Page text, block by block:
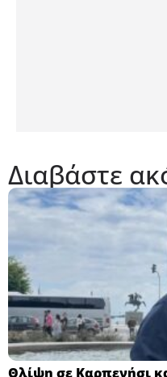
Διαβάστε
Θλίψη σε Καρπενήσι